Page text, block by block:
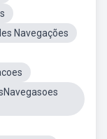
Navegações